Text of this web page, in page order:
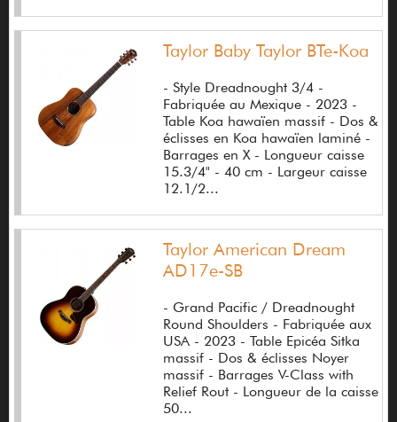
Echo Digital
Editions Connection
Edwards
EKO
Electro Harmonix
Electro-Voice
Elixir
Elypse
Taylor Baby Taylor BTe-Koa
- Style Dreadnought 3/4 -
Fabriquée au Mexique - 2023 -
Table Koa hawaïen massif - Dos &
éclisses en Koa hawaïen laminé -
Barrages en X - Longueur caisse
15.3/4" - 40 cm - Largeur caisse
12.1/2...
Taylor American Dream
AD17e-SB
- Grand Pacific / Dreadnought
Round Shoulders - Fabriquée aux
USA - 2023 - Table Epicéa Sitka
massif - Dos & éclisses Noyer
massif - Barrages V-Class with
Relief Rout - Longueur de la caisse
50...